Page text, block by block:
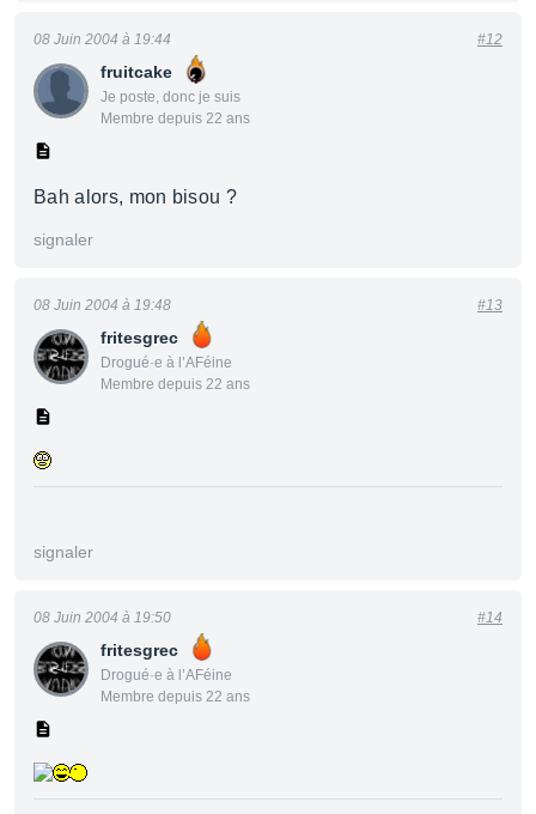
fruitcake
Je poste, donc je suis
Membre depuis 22 ans
08 Juin 2004 à 19:44 #12
Bah alors, mon bisou ?
signaler
fritesgrec
Drogué·e à l’AFéine
Membre depuis 22 ans
08 Juin 2004 à 19:48 #13
signaler
fritesgrec
Drogué·e à l’AFéine
Membre depuis 22 ans
08 Juin 2004 à 19:50 #14